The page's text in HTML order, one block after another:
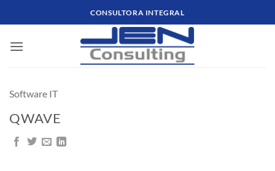
al
CONSULTORA INTEGRAL
Software IT
QWAVE